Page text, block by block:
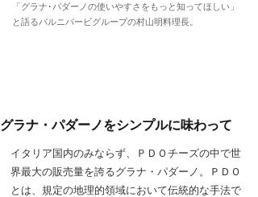
「グラナ･パダーノの使いやすさをもっと知ってほしい」
と語るバルニバービグループの村山明料理長。
グラナ・パダーノをシンプルに味わって
イタリア国内のみならず、ＰＤＯチーズの中で世
界最大の販売量を誇るグラナ・パダーノ。ＰＤＯ
とは、規定の地理的領域において伝統的な手法で